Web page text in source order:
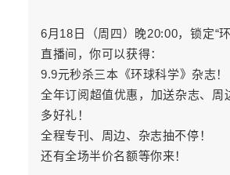
6月18日（周四）晚20:00，锁定“
直播间，你可以获得：
9.9元秒杀三本《环球科学》杂志！
全年订阅超值优惠，加送杂志、周
多好礼！
全程专刊、周边、杂志抽不停！
还有全场半价名额等你来！